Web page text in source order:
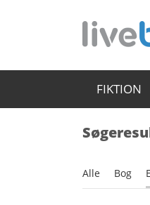
FIKTION
Alle Bog